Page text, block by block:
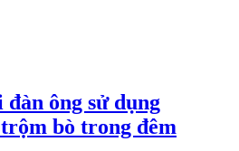
đàn ông sử dụng
bò trong đêm